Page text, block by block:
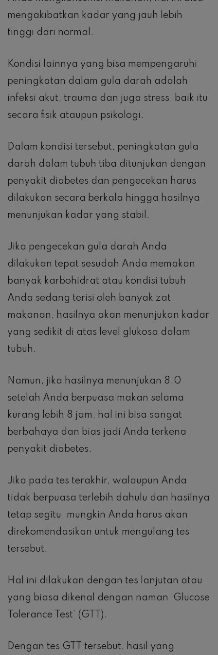
mengakibatkan kadar yang jauh lebih
tinggi dari normal.
Kondisi lainnya yang bisa mempengaruhi
peningkatan dalam gula darah adalah
infeksi akut, trauma dan juga stress, baik itu
secara fisik ataupun psikologi.
Dalam kondisi tersebut, peningkatan gula
darah dalam tubuh tiba ditunjukan dengan
penyakit diabetes dan pengecekan harus
dilakukan secara berkala hingga hasilnya
menunjukan kadar yang stabil.
Jika pengecekan gula darah Anda
dilakukan tepat sesudah Anda memakan
banyak karbohidrat atau kondisi tubuh
Anda sedang terisi oleh banyak zat
makanan, hasilnya akan menunjukan kadar
yang sedikit di atas level glukosa dalam
tubuh.
Namun, jika hasilnya menunjukan 8.0
setelah Anda berpuasa makan selama
kurang lebih 8 jam, hal ini bisa sangat
berbahaya dan bias jadi Anda terkena
penyakit diabetes.
Jika pada tes terakhir, walaupun Anda
tidak berpuasa terlebih dahulu dan hasilnya
tetap segitu, mungkin Anda harus akan
direkomendasikan untuk mengulang tes
tersebut.
Hal ini dilakukan dengan tes lanjutan atau
yang biasa dikenal dengan naman ‘Glucose
Tolerance Test’ (GTT).
Dengan tes GTT tersebut, hasil yang